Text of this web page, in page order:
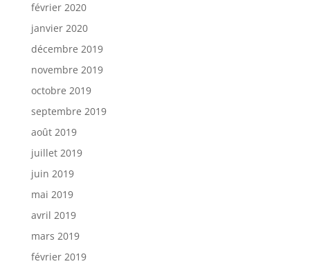
février 2020
janvier 2020
décembre 2019
novembre 2019
octobre 2019
septembre 2019
août 2019
juillet 2019
juin 2019
mai 2019
avril 2019
mars 2019
février 2019